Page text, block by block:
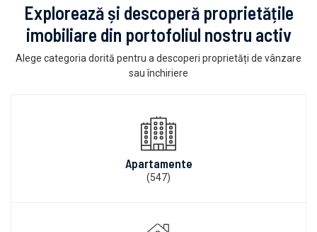
Explorează și descoperă proprietățile
imobiliare din portofoliul nostru activ
Alege categoria dorită pentru a descoperi proprietăți de vânzare
sau închiriere
Apartamente
(547)